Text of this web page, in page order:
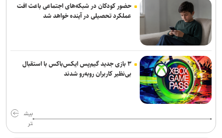
حضور کودکان در شبکه‌های اجتماعی باعث افت
عملکرد تحصیلی در آینده خواهد شد
۳ بازی جدید گیم‌پس ایکس‌باکس با استقبال
بی‌نظیر کاربران روبه‌رو شدند
بیش
تر